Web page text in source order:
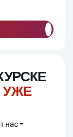
УЖЕ
нас =